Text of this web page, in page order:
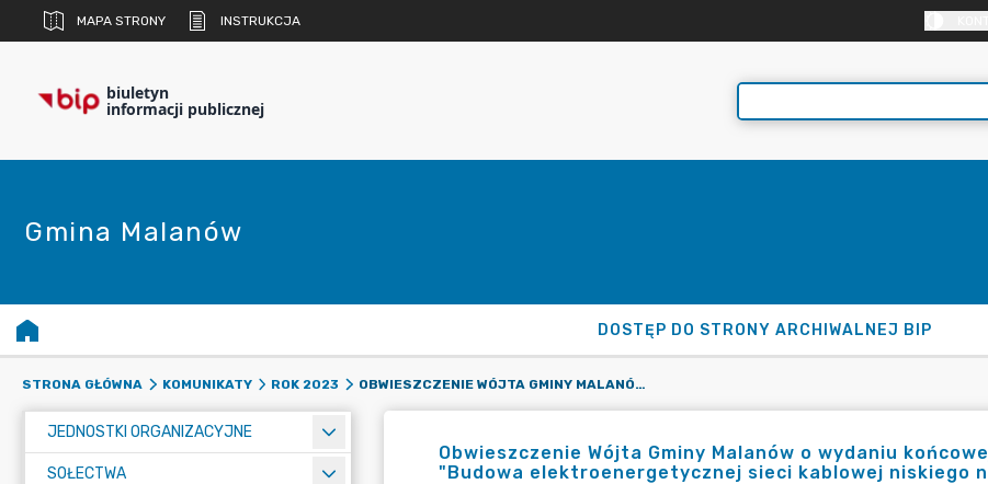
MAPA STRONY INSTRUKCJA
biuletyn
informacji publicznej
Gmina Malanów
DOSTĘP DO STRONY ARCHIWALNEJ BIP
STRONA GŁÓWNA KOMUNIKATY ROK 2023 OBWIESZCZENIE WÓJTA GMINY MALANÓW O WYDANIU KOŃCOWEJ DECYZJI CELU PUBLICZNEGO DLA INWESTYCJI "BUDOWA ELEKTROENERGETYCZNEJ SIECI KABLOWEJ NISKIEGO NAPIĘCIA" W M. ŻDŻENICE
JEDNOSTKI ORGANIZACYJNE
SOŁECTWA
Obwieszczenie Wójta Gminy Malanów o wydaniu
"Budowa elektroenergetycznej sieci kablowej niskiego